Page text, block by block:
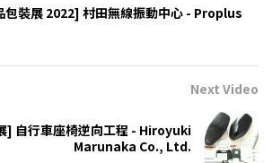
包裝展 2022] 村田無線振動中心 - Proplus
Next Video
] 自行車座椅逆向工程 - Hiroyuki
Marunaka Co., Ltd.